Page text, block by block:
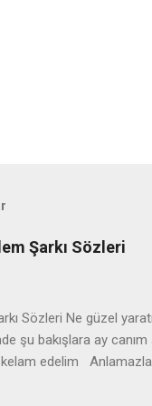
Şarkı Sözleri
Sözleri Ne güzel
şu bakışlara ay
edelim